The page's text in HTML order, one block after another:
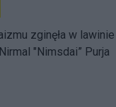
zginęła w
"Nimsdai” Purja